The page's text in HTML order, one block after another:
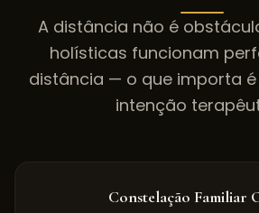
A distância não é
holísticas funcionam
distância — o que importa
intenção
Constelação Familiar